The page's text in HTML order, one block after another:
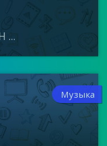
...
Музыка